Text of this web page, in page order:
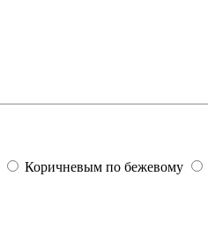
Коричневым по бежевому